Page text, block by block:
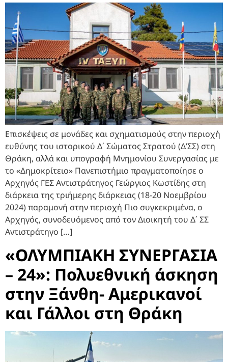
Επισκέψεις σε μονάδες και σχηματισμούς στην περιοχή
ευθύνης του ιστορικού Δ΄ Σώματος Στρατού (Δ’ΣΣ) στη
Θράκη, αλλά και υπογραφή Μνημονίου Συνεργασίας με
το «Δημοκρίτειο» Πανεπιστήμιο πραγματοποίησε ο
Αρχηγός ΓΕΣ Αντιστράτηγος Γεώργιος Κωστίδης στη
διάρκεια της τριήμερης διάρκειας (18-20 Νοεμβρίου
2024) παραμονή στην περιοχή Πιο συγκεκριμένα, ο
Αρχηγός, συνοδευόμενος από τον Διοικητή του Δ΄ ΣΣ
Αντιστράτηγο […]
«ΟΛΥΜΠΙΑΚΗ ΣΥΝΕΡΓΑΣΙΑ
– 24»: Πολυεθνική άσκηση
στην Ξάνθη- Αμερικανοί
και Γάλλοι στη Θράκη